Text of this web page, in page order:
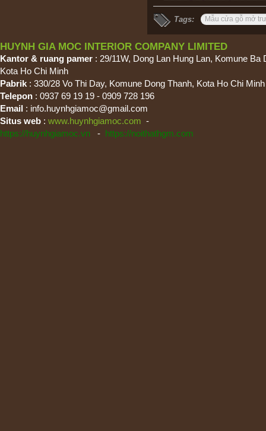
Tags: Mẫu cửa gỗ mở
HUYNH GIA MOC INTERIOR COMPANY LIMITED
Kantor & ruang pamer : 29/11W, Dong Lan Hung Lan, Komune Ba
Kota Ho Chi Minh
Pabrik : 330/28 Vo Thi Day, Komune Dong Thanh, Kota Ho Chi Minh
Telepon : 0937 69 19 19 - 0909 728 196
Email : info.huynhgiamoc@gmail.com
Situs web : www.huynhgiamoc.com -
https://huynhgiamoc.vn
- https://noithathgm.com